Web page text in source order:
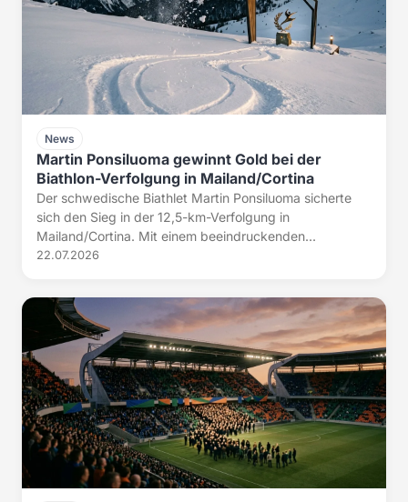
News
Martin Ponsiluoma gewinnt Gold bei der
Biathlon-Verfolgung in Mailand/Cortina
Der schwedische Biathlet Martin Ponsiluoma sicherte
sich den Sieg in der 12,5-km-Verfolgung in
Mailand/Cortina. Mit einem beeindruckenden...
22.07.2026